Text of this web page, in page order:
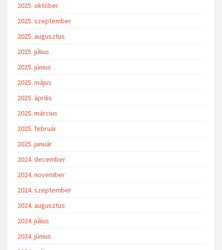
2025. október
2025. szeptember
2025. augusztus
2025. július
2025. június
2025. május
2025. április
2025. március
2025. február
2025. január
2024. december
2024. november
2024. szeptember
2024. augusztus
2024. július
2024. június